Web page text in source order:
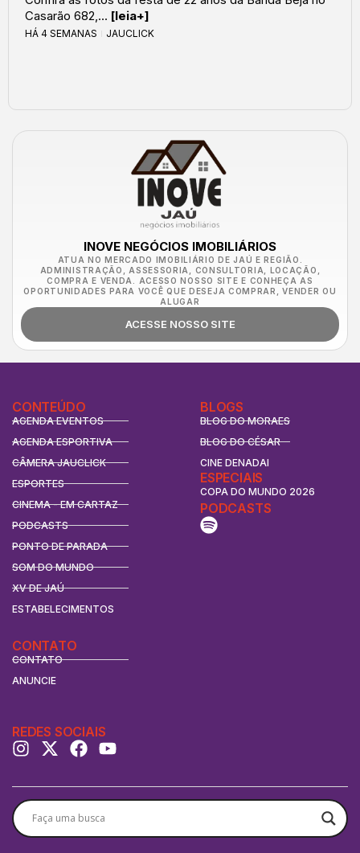
Casarão 682,... [leia+]
HÁ 4 SEMANAS JAUCLICK
INOVE NEGÓCIOS IMOBILIÁRIOS
ATUA NO MERCADO IMOBILIÁRIO DE JAÚ E REGIÃO.
ADMINISTRAÇÃO, ASSESSORIA, CONSULTORIA, LOCAÇÃO,
COMPRA E VENDA. ACESSO NOSSO SITE E CONHEÇA AS
OPORTUNIDADES PARA VOCÊ QUE DESEJA COMPRAR, VENDER OU
ALUGAR
ACESSE NOSSO SITE
CONTEÚDO
AGENDA EVENTOS
AGENDA ESPORTIVA
CÂMERA JAUCLICK
ESPORTES
CINEMA - EM CARTAZ
PODCASTS
PONTO DE PARADA
SOM DO MUNDO
XV DE JAÚ
ESTABELECIMENTOS
BLOGS
BLOG DO MORAES
BLOG DO CÉSAR
CINE DENADAI
ESPECIAIS
COPA DO MUNDO 2026
CONTATO
CONTATO
ANUNCIE
PODCASTS
REDES SOCIAIS